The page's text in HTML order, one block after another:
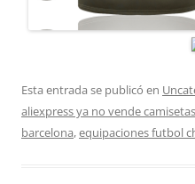
Esta entrada se publicó en
aliexpress ya no vende
barcelona,equipaciones futbol